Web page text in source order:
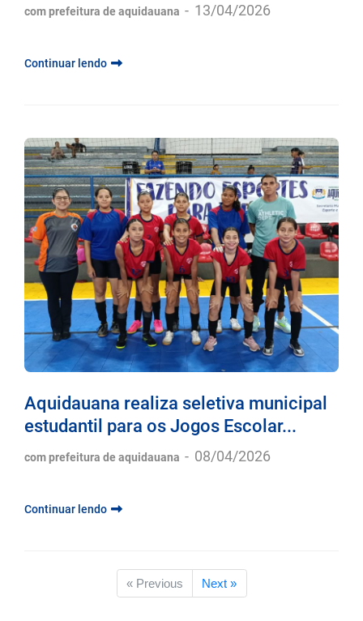
com prefeitura de aquidauana - 13/04/2026
Continuar lendo
Aquidauana realiza seletiva municipal
estudantil para os Jogos Escolar...
com prefeitura de aquidauana - 08/04/2026
Continuar lendo
« Previous Next »